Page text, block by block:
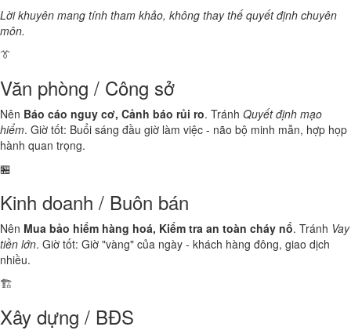
Lời khuyên mang tính tham khảo, không thay thế quyết định chuyên
môn.
👔
Văn phòng / Công sở
Nên Báo cáo nguy cơ, Cảnh báo rủi ro. Tránh Quyết định mạo
hiểm. Giờ tốt: Buổi sáng đầu giờ làm việc - não bộ minh mẫn, hợp họp
hành quan trọng.
🏪
Kinh doanh / Buôn bán
Nên Mua bảo hiểm hàng hoá, Kiểm tra an toàn cháy nổ. Tránh Vay
tiền lớn. Giờ tốt: Giờ "vàng" của ngày - khách hàng đông, giao dịch
nhiều.
🏗️
Xây dựng / BĐS